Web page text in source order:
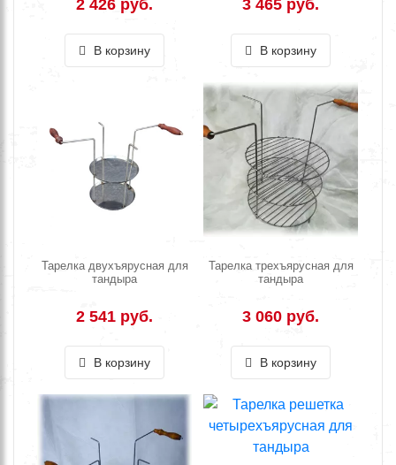
2 426 руб.
В корзину
3 465 руб.
В корзину
Тарелка двухъярусная для
тандыра
2 541 руб.
В корзину
Тарелка трехъярусная для
тандыра
3 060 руб.
В корзину